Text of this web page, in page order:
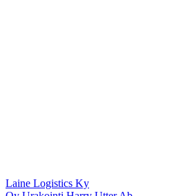
Inläggsnavigering
Laine Logistics Ky